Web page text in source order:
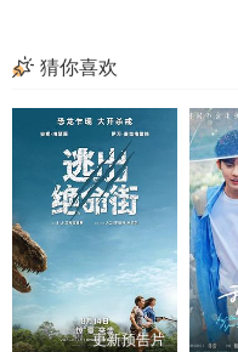
猜你喜欢
更新预告片